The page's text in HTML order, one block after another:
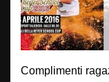
Complimenti